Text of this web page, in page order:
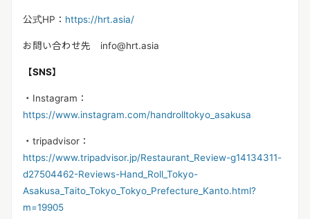
公式HP： https://hrt.asia/
お問い合わせ先 info@hrt.asia
【SNS】
・Instagram：
https://www.instagram.com/handrolltokyo_asakusa
・tripadvisor：
https://www.tripadvisor.jp/Restaurant_Review-g14134311-
d27504462-Reviews-Hand_Roll_Tokyo-
Asakusa_Taito_Tokyo_Tokyo_Prefecture_Kanto.html?
m=19905